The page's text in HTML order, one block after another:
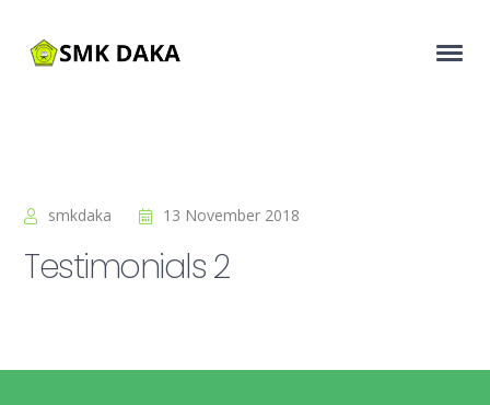
smkdaka 13 November 2018
Testimonials 2